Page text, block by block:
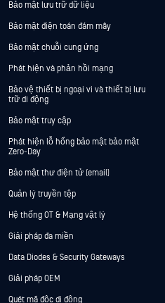
Bảo mật lưu trữ dữ liệu
Bảo mật điện toán đám mây
Bảo mật chuỗi cung ứng
Phát hiện và phản hồi mạng
Bảo vệ thiết bị ngoại vi và thiết bị lưu
trữ di động
Bảo mật truy cập
Phát hiện lỗ hổng bảo mật bảo mật
Zero-Day
Bảo mật thư điện tử (email)
Quản lý truyền tệp
Hệ thống OT & Mạng vật lý
Giải pháp đa miền
Data Diodes & Security Gateways
Giải pháp OEM
Quét mã độc di động